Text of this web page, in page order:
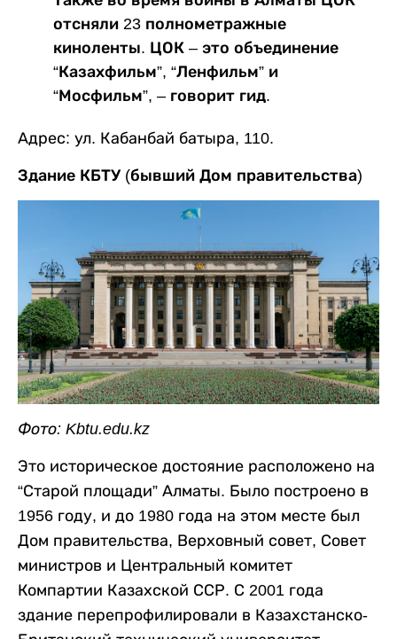
отсняли 23 полнометражные
киноленты. ЦОК – это объединение
“Казахфильм”, “Ленфильм” и
“Мосфильм”, – говорит гид.
Адрес: ул. Кабанбай батыра, 110.
Здание КБТУ (бывший Дом правительства)
Фото: Kbtu.edu.kz
Это историческое достояние расположено на
“Старой площади” Алматы. Было построено в
1956 году, и до 1980 года на этом месте был
Дом правительства, Верховный совет, Совет
министров и Центральный комитет
Компартии Казахской ССР. С 2001 года
здание перепрофилировали в Казахстанско-